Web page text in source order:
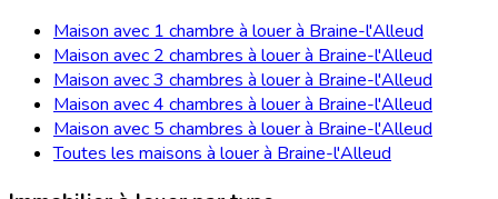
Maison avec 1 chambre à louer à Braine-l'Alleud
Maison avec 2 chambres à louer à Braine-l'Alleud
Maison avec 3 chambres à louer à Braine-l'Alleud
Maison avec 4 chambres à louer à Braine-l'Alleud
Maison avec 5 chambres à louer à Braine-l'Alleud
Toutes les maisons à louer à Braine-l'Alleud